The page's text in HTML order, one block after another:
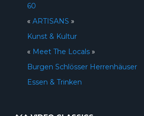
60
« ARTISANS »
Kunst & Kultur
« Meet The Locals »
Burgen Schlösser Herrenhäuser
Essen & Trinken